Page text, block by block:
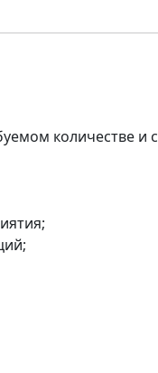
количестве и с